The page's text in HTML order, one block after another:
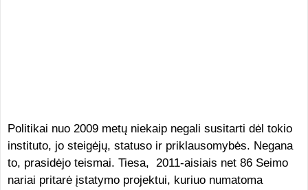
Politikai nuo 2009 metų niekaip negali susitarti dėl tokio
instituto, jo steigėjų, statuso ir priklausomybės. Negana
to, prasidėjo teismai. Tiesa, 2011-aisiais net 86 Seimo
nariai pritarė įstatymo projektui, kuriuo numatoma